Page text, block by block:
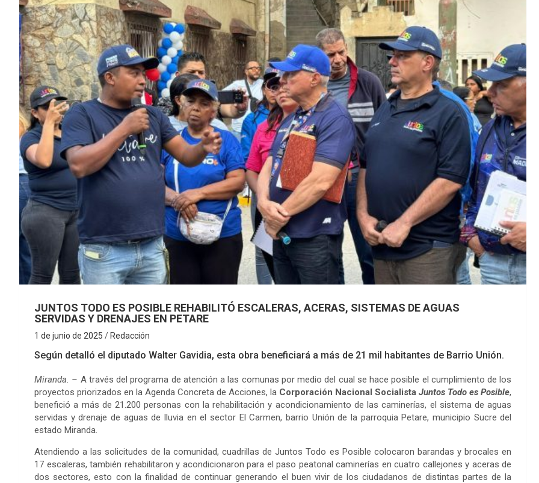
JUNTOS TODO ES POSIBLE REHABILITÓ ESCALERAS, ACERAS, SISTEMAS DE AGUAS
SERVIDAS Y DRENAJES EN PETARE
1 de junio de 2025 Redacción
Según detalló el diputado Walter Gavidia, esta obra beneficiará a más de 21 mil habitantes de Barrio Unión.
Miranda. – A través del programa de atención a las comunas por medio del cual se hace posible el cumplimiento de los
proyectos priorizados en la Agenda Concreta de Acciones, la Corporación Nacional SocialistaJuntos Todo es Posible,
benefició a más de 21.200 personas con la rehabilitación y acondicionamiento de las caminerías, el sistema de aguas
servidas y drenaje de aguas de lluvia en el sector El Carmen, barrio Unión de la parroquia Petare, municipio Sucre del
estado Miranda.
Atendiendo a las solicitudes de la comunidad, cuadrillas de Juntos Todo es Posible colocaron barandas y brocales en
17 escaleras, también rehabilitaron y acondicionaron para el paso peatonal caminerías en cuatro callejones y aceras de
dos sectores, esto con la finalidad de continuar generando el buen vivir de los ciudadanos de distintas partes de la